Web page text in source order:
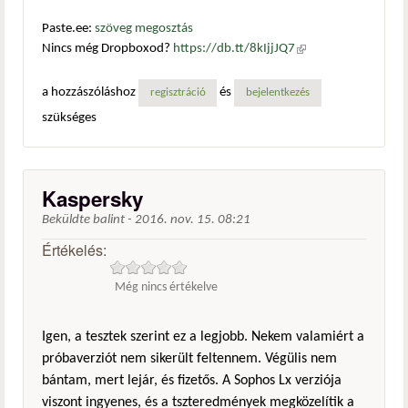
Paste.ee: szöveg megosztás
Nincs még Dropboxod? https://db.tt/8kIjjJQ7 (külső
a hozzászóláshoz
regisztráció és bejelentkezés
szükséges
Kaspersky
Beküldte balint - 2016. nov. 15. 08:21
Értékelés:
Még nincs értékelve
Igen, a tesztek szerint ez a legjobb. Nekem valamiért a
próbaverziót nem sikerült feltennem. Végülis nem
bántam, mert lejár, és fizetős. A Sophos Lx verziója
viszont ingyenes, és a tszteredmények megközelítik a